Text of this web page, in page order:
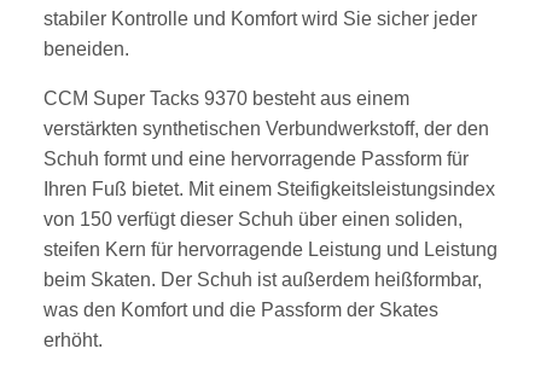
stabiler Kontrolle und Komfort wird Sie sicher jeder
beneiden.
CCM Super Tacks 9370 besteht aus einem
verstärkten synthetischen Verbundwerkstoff, der den
Schuh formt und eine hervorragende Passform für
Ihren Fuß bietet. Mit einem Steifigkeitsleistungsindex
von 150 verfügt dieser Schuh über einen soliden,
steifen Kern für hervorragende Leistung und Leistung
beim Skaten. Der Schuh ist außerdem heißformbar,
was den Komfort und die Passform der Skates
erhöht.